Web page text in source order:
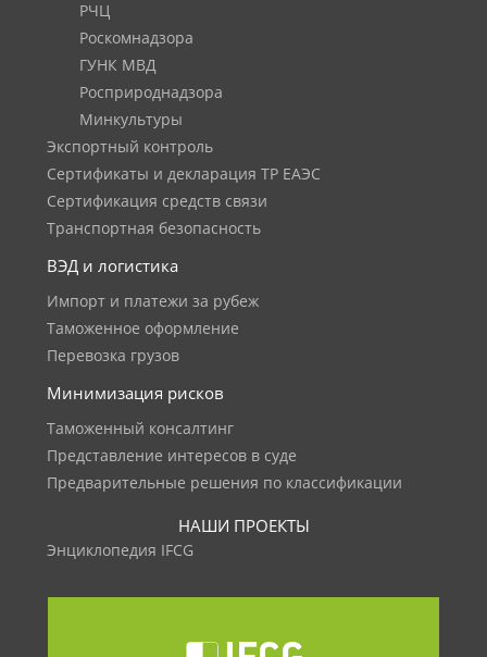
РЧЦ
Роскомнадзора
ГУНК МВД
Росприроднадзора
Минкультуры
Экспортный контроль
Сертификаты и декларация ТР ЕАЭС
Сертификация средств связи
Транспортная безопасность
ВЭД и логистика
Импорт и платежи за рубеж
Таможенное оформление
Перевозка грузов
Минимизация рисков
Таможенный консалтинг
Представление интересов в суде
Предварительные решения по классификации
НАШИ ПРОЕКТЫ
Энциклопедия IFCG